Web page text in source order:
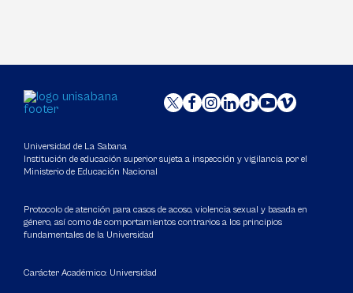
Universidad de La Sabana
Institución de educación superior sujeta a inspección y vigilancia por el
Ministerio de Educación Nacional
Protocolo de atención para casos de acoso, violencia sexual y basada en
género, así como de comportamientos contrarios a los principios
fundamentales de la Universidad
Carácter Académico: Universidad